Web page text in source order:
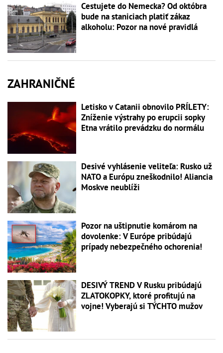
Cestujete do Nemecka? Od októbra
bude na staniciach platiť zákaz
alkoholu: Pozor na nové pravidlá
ZAHRANIČNÉ
Letisko v Catanii obnovilo PRÍLETY:
Zníženie výstrahy po erupcii sopky
Etna vrátilo prevádzku do normálu
Desivé vyhlásenie veliteľa: Rusko už
NATO a Európu zneškodnilo! Aliancia
Moskve neublíži
Pozor na uštipnutie komárom na
dovolenke: V Európe pribúdajú
prípady nebezpečného ochorenia!
DESIVÝ TREND V Rusku pribúdajú
ZLATOKOPKY, ktoré profitujú na
vojne! Vyberajú si TÝCHTO mužov